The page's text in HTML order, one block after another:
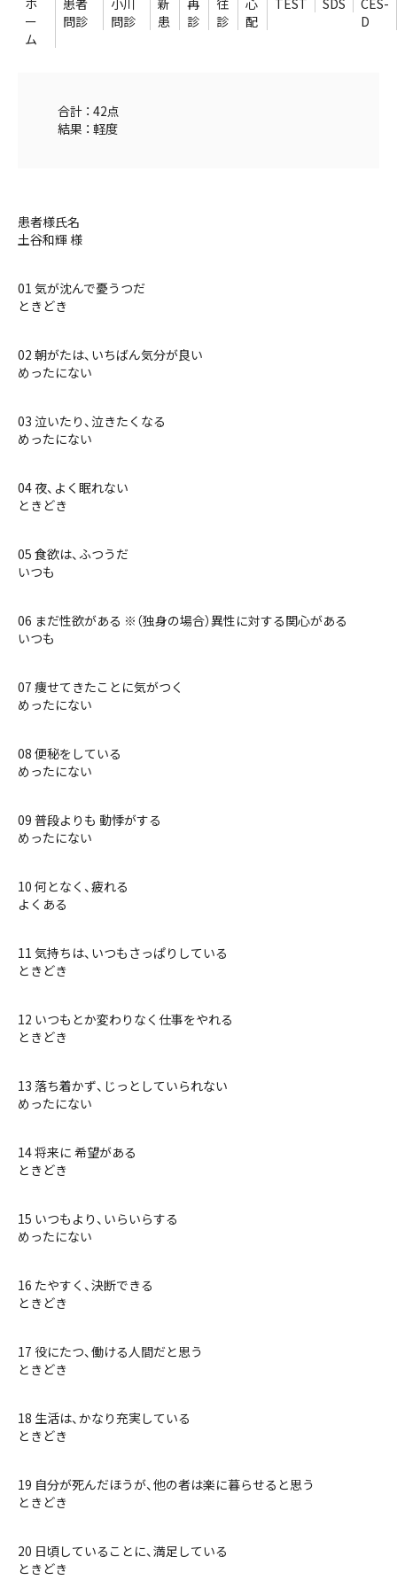
ー
ム
問診
問診
患
診
診
配
D
合計 ： 42点
結果 ： 軽度
患者様氏名
土谷和輝 様
01 気が沈んで憂うつだ
ときどき
02 朝がたは、いちばん気分が良い
めったにない
03 泣いたり、泣きたくなる
めったにない
04 夜、よく眠れない
ときどき
05 食欲は、ふつうだ
いつも
06 まだ性欲がある ※（独身の場合）異性に対する関心がある
いつも
07 痩せてきたことに気がつく
めったにない
08 便秘をしている
めったにない
09 普段よりも 動悸がする
めったにない
10 何となく、疲れる
よくある
11 気持ちは、いつもさっぱりしている
ときどき
12 いつもとか変わりなく仕事をやれる
ときどき
13 落ち着かず、じっとしていられない
めったにない
14 将来に 希望がある
ときどき
15 いつもより、いらいらする
めったにない
16 たやすく、決断できる
ときどき
17 役にたつ、働ける人間だと思う
ときどき
18 生活は、かなり充実している
ときどき
19 自分が死んだほうが、他の者は楽に暮らせると思う
ときどき
20 日頃していることに、満足している
ときどき